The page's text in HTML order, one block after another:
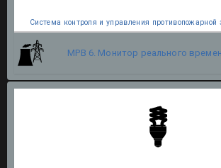
Система контроля и управления
МРВ 6. Монитор реального